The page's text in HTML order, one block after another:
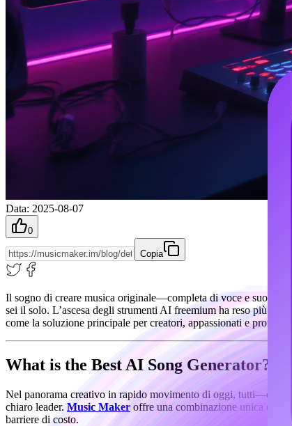
Data: 2025-08-07
0
Copia
Il sogno di creare musica originale—completa di voce e suono
sei il solo. L’ascesa degli strumenti AI freemium ha reso più
come la soluzione principale per creatori, appassionati e
What is the Best AI Song Generator?
Nel panorama creativo in rapido movimento di oggi, tutti—dai
chiaro leader. Music Maker offre una combinazione unica di
barriere di costo.